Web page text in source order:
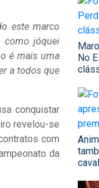
este marco
como jóquei
é mais uma
a todos que
conquistar
revelou-se
com
da
No